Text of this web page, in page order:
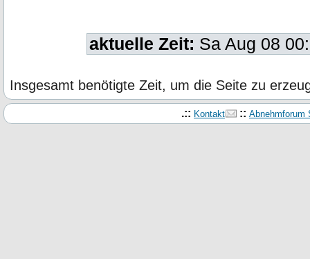
aktuelle Zeit: Sa Aug 08
Insgesamt benötigte Zeit, um die Seite zu
.:: Kontakt :: Abnehmforum